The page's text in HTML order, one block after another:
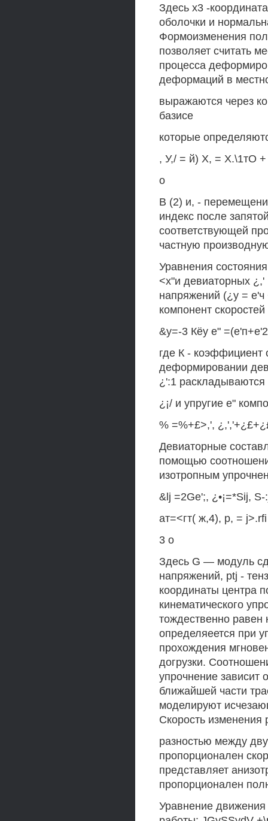
Здесь х3 -
оболочки и
Формоизменения
позволяет считать
процесса
деформаций в
выражаются через
базисе
которые
, У,/ = й) Х, = Х.\1тО
о
В (2) и, -
индекс после
соответствующей
частную
Уравнения
<х"и девиаторных
напряжений (¿у =
компонент
&у=-3 Кёу е"
где К - коэффициент
деформировании
¿':1 раскладываются
¿¡/ и упругие е"
% =%+£>,',
Девиаторные
помощью
изотропным
&lj =2Ge';, ¿•¡=*Sij,
ат=<гт( ж,4), p, =
3 о
Здесь G — модуль
напряжений, ptj -
координаты центра
кинематического
тождественно
определяеется при
прохождения
догрузки.
упрочнение зависит
ближайшей части
моделируют
Скорость изменения
разностью между
пропорционален
представляет
пропорционален
Уравнение